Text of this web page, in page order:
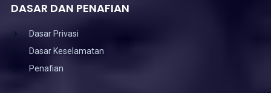
DASAR DAN PENAFIAN
Dasar Privasi
Dasar Keselamatan
Penafian